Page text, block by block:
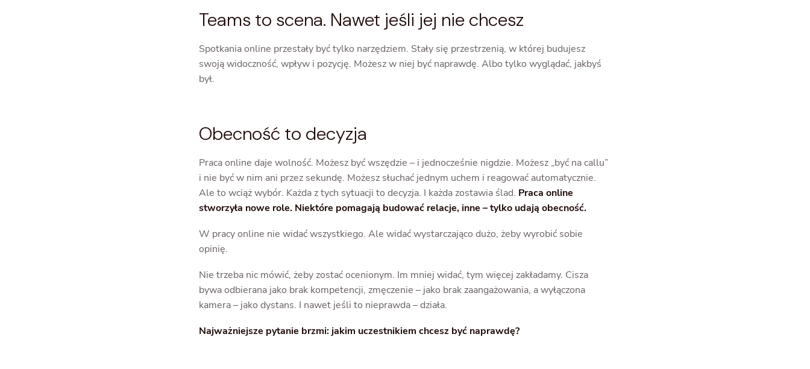
Teams to scena. Nawet jeśli jej nie chcesz
Spotkania online przestały być tylko narzędziem. Stały się przestrzenią, w której budujesz
swoją widoczność, wpływ i pozycję. Możesz w niej być naprawdę. Albo tylko wyglądać, jakbyś
był.
Obecność to decyzja
Praca online daje wolność. Możesz być wszędzie – i jednocześnie nigdzie. Możesz „być na callu”
i nie być w nim ani przez sekundę. Możesz słuchać jednym uchem i reagować automatycznie.
Ale to wciąż wybór. Każda z tych sytuacji to decyzja. I każda zostawia ślad. Praca online
stworzyła nowe role. Niektóre pomagają budować relacje, inne – tylko udają obecność.
W pracy online nie widać wszystkiego. Ale widać wystarczająco dużo, żeby wyrobić sobie
opinię.
Nie trzeba nic mówić, żeby zostać ocenionym. Im mniej widać, tym więcej zakładamy. Cisza
bywa odbierana jako brak kompetencji, zmęczenie – jako brak zaangażowania, a wyłączona
kamera – jako dystans. I nawet jeśli to nieprawda – działa.
Najważniejsze pytanie brzmi: jakim uczestnikiem chcesz być naprawdę?